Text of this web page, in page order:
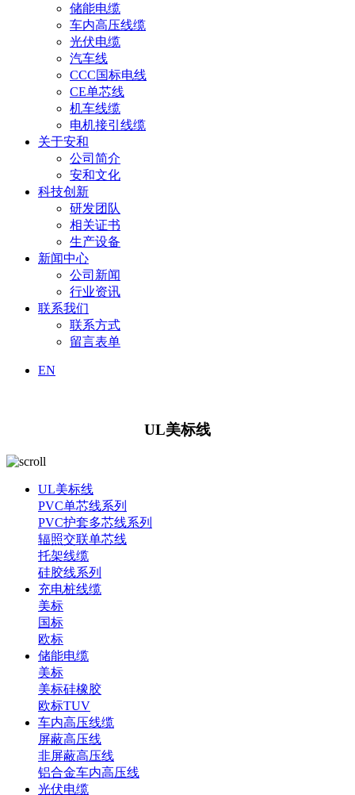
储能电缆
车内高压线缆
光伏电缆
汽车线
CCC国标电线
CE单芯线
机车线缆
电机接引线缆
关于安和
公司简介
安和文化
科技创新
研发团队
相关证书
生产设备
新闻中心
公司新闻
行业资讯
联系我们
联系方式
留言表单
EN
UL美标线
UL美标线
PVC单芯线系列
PVC护套多芯线系列
辐照交联单芯线
托架线缆
硅胶线系列
充电桩线缆
美标
国标
欧标
储能电缆
美标
美标硅橡胶
欧标TUV
车内高压线缆
屏蔽高压线
非屏蔽高压线
铝合金车内高压线
光伏电缆